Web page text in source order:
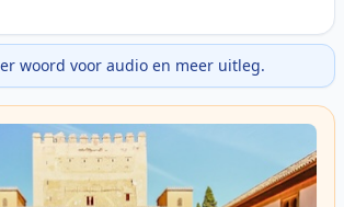
woord voor audio en meer uitleg.